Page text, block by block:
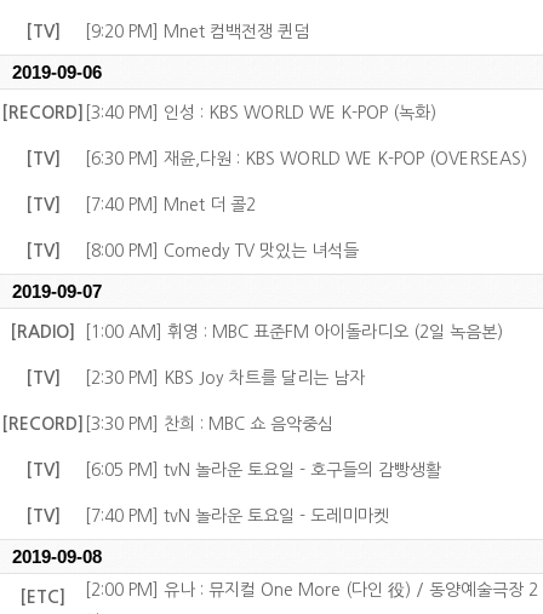
[TV] [9:20 PM] Mnet 컴백전쟁 퀸덤
2019-09-06
[RECORD] [3:40 PM] 인성 : KBS WORLD WE K-POP (녹화)
[TV] [6:30 PM] 재윤,다원 : KBS WORLD WE K-POP (OVERSEAS)
[TV] [7:40 PM] Mnet 더 콜2
[TV] [8:00 PM] Comedy TV 맛있는 녀석들
2019-09-07
[RADIO] [1:00 AM] 휘영 : MBC 표준FM 아이돌라디오 (2일 녹음본)
[TV] [2:30 PM] KBS Joy 차트를 달리는 남자
[RECORD] [3:30 PM] 찬희 : MBC 쇼 음악중심
[TV] [6:05 PM] tvN 놀라운 토요일 - 호구들의 감빵생활
[TV] [7:40 PM] tvN 놀라운 토요일 - 도레미마켓
2019-09-08
[ETC]
[2:00 PM] 유나 : 뮤지컬 One More (다인 役) / 동양예술극장 2